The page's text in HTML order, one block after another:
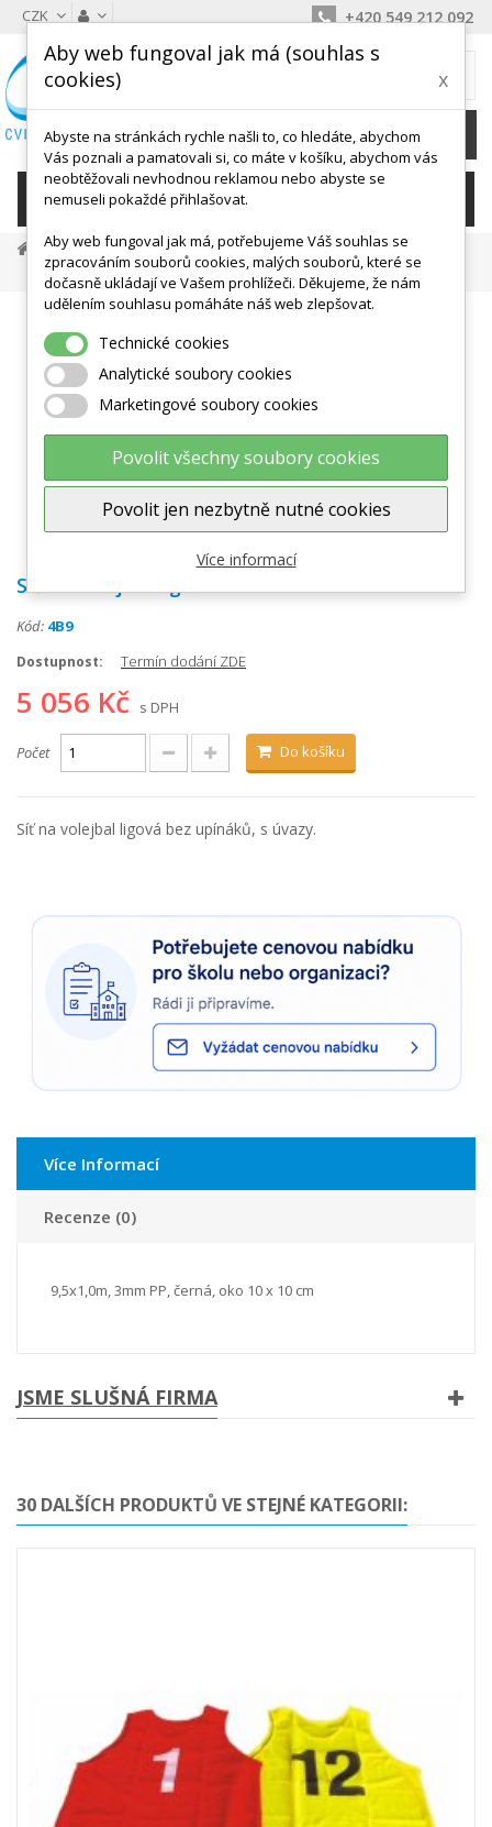
CZK +420 549 212 092
0 Kč
KATEGORIE
Vybavení Pro Sporty Míčové Sporty
Volejbal
Síť Na Volejbal Ligová
Zobrazit větší
Síť na volejbal ligová
Kód: 4B9
Dostupnost: Termín dodání ZDE
5 056 Kč s DPH
Počet Do košíku
Síť na volejbal ligová bez upínáků, s úvazy.
Více Informací
Recenze (0)
9,5x1,0m, 3mm PP, černá, oko 10 x 10 cm
JSME SLUŠNÁ FIRMA
30 DALŠÍCH PRODUKTŮ VE STEJNÉ KATEGORII:
Aby web fungoval jak má (souhlas s
cookies)
x
Abyste na stránkách rychle našli to, co hledáte, abychom
Vás poznali a pamatovali si, co máte v košíku, abychom vás
neobtěžovali nevhodnou reklamou nebo abyste se
nemuseli pokaždé přihlašovat.
Aby web fungoval jak má, potřebujeme Váš souhlas se
zpracováním souborů cookies, malých souborů, které se
dočasně ukládají ve Vašem prohlížeči. Děkujeme, že nám
udělením souhlasu pomáháte náš web zlepšovat.
Technické cookies
Analytické soubory cookies
Marketingové soubory cookies
Povolit všechny soubory cookies
Povolit jen nezbytně nutné cookies
Více informací